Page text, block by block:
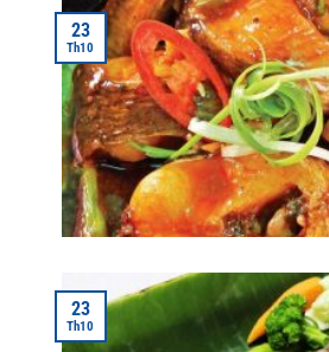
23
Th10
23
Th10